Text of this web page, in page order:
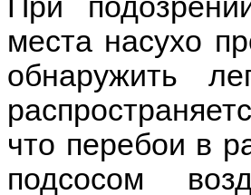
При
места насухо
обнаружить
что перебои в
подсосом